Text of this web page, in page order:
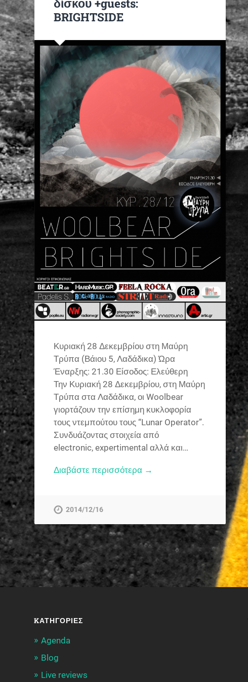
δίσκου +guests:
BRIGHTSIDE
Κυριακή 28 Δεκεμβρίου στη Μαύρη
Τρύπα (Βάιου 5, Λαδάδικα) Ώρα
Έναρξης: 21.30 Είσοδος: Ελεύθερη
Την Κυριακή 28 Δεκεμβρίου, στη Μαύρη
Τρύπα στα Λαδάδικα, οι Woolbear
γιορτάζουν την επίσημη κυκλοφορία
τους ντεμπούτου τους “Lunar Operator”.
Συνδυάζοντας στοιχεία από
electronic, expertimental αλλά και…
Διαβάστε περισσότερα →
2014/12/16
KΑΤΗΓΟΡΊΕΣ
Agenda
Blog
Live reviews